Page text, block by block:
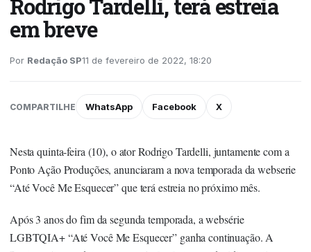
Rodrigo Tardelli, terá estreia
em breve
Por Redação SP11 de fevereiro de 2022, 18:20
COMPARTILHE WhatsApp Facebook X
Nesta quinta-feira (10), o ator Rodrigo Tardelli, juntamente com a
Ponto Ação Produções, anunciaram a nova temporada da webserie
“Até Você Me Esquecer” que terá estreia no próximo mês.
Após 3 anos do fim da segunda temporada, a websérie
LGBTQIA+ “Até Você Me Esquecer” ganha continuação. A